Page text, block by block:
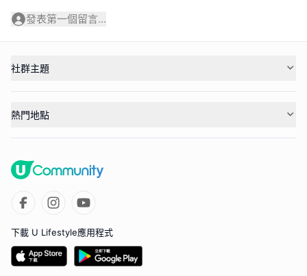
發表第一個留言...
社群主題
熱門地點
下載 U Lifestyle應用程式